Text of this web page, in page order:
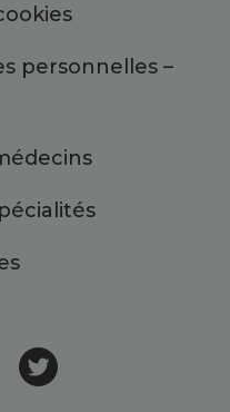
personnelles –